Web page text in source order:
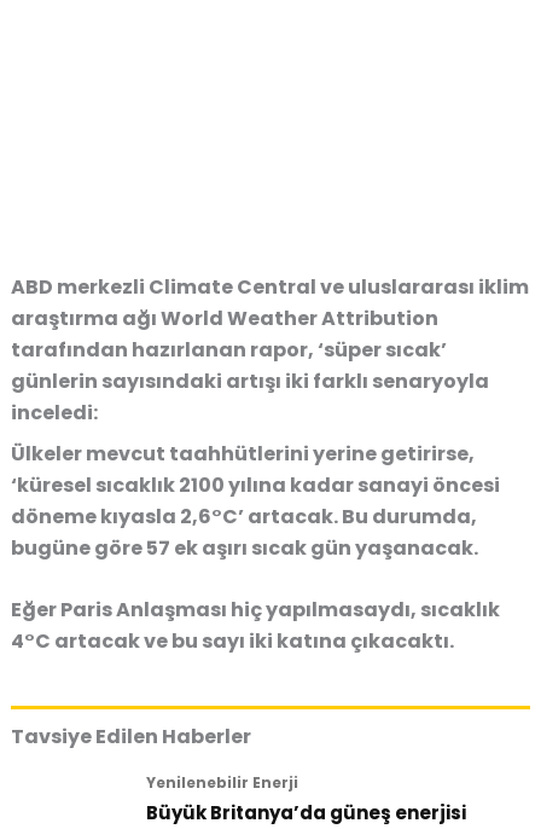
ABD merkezli Climate Central ve uluslararası iklim
araştırma ağı World Weather Attribution
tarafından hazırlanan rapor, ‘süper sıcak’
günlerin sayısındaki artışı iki farklı senaryoyla
inceledi:
Ülkeler mevcut taahhütlerini yerine getirirse,
‘küresel sıcaklık 2100 yılına kadar sanayi öncesi
döneme kıyasla 2,6°C’ artacak. Bu durumda,
bugüne göre 57 ek aşırı sıcak gün yaşanacak.
Eğer Paris Anlaşması hiç yapılmasaydı, sıcaklık
4°C artacak ve bu sayı iki katına çıkacaktı.
Tavsiye Edilen Haberler
Yenilenebilir Enerji
Büyük Britanya’da güneş enerjisi